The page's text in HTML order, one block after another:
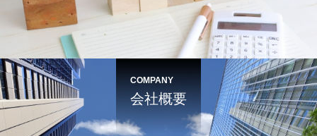
COMPANY
会社概要